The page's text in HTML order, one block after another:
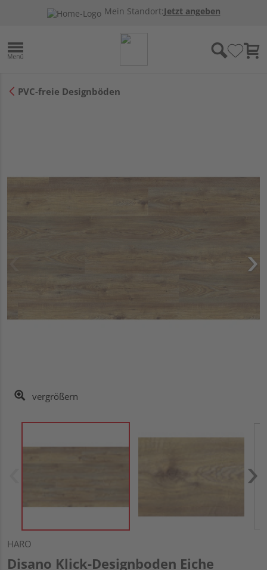
Mein Standort:Jetzt angeben
PVC-freie Designböden
vergrößern
HARO
Disano Klick-Designboden Eiche